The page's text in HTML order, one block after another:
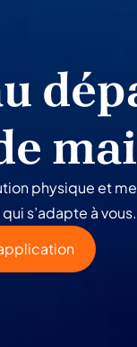
physique et
s’adapte à vous.